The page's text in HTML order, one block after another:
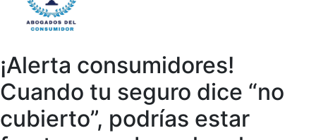
¡Alerta consumidores!
Cuando tu seguro dice “no
cubierto”, podrías estar